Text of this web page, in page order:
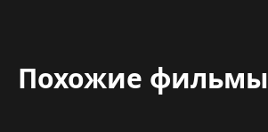
Похожие фильмы